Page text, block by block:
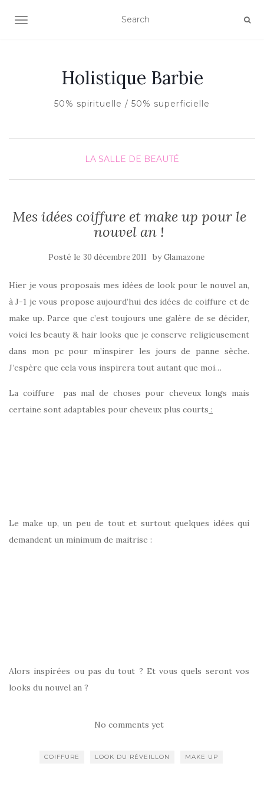
AFFICHER/MASQUER LA NAVIGATION
Holistique Barbie
50% spirituelle / 50% superficielle
LA SALLE DE BEAUTÉ
Mes idées coiffure et make up pour le
nouvel an !
Posté le 30 décembre 2011 byGlamazone
Hier je vous proposais mes idées de look pour le nouvel an,
à J-1 je vous propose aujourd’hui des idées de coiffure et de
make up. Parce que c’est toujours une galère de se décider,
voici les beauty & hair looks que je conserve religieusement
dans mon pc pour m’inspirer les jours de panne sèche.
J’espère que cela vous inspirera tout autant que moi…
La coiffure pas mal de choses pour cheveux longs mais
certaine sont adaptables pour cheveux plus courts :
Le make up, un peu de tout et surtout quelques idées qui
demandent un minimum de maitrise :
Alors inspirées ou pas du tout ? Et vous quels seront vos
looks du nouvel an ?
No comments yet
COIFFURE LOOK DU RÉVEILLON MAKE UP